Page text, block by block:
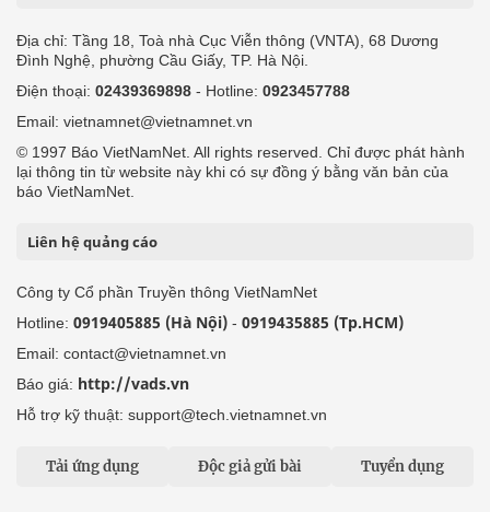
Địa chỉ: Tầng 18, Toà nhà Cục Viễn thông (VNTA), 68 Dương
Đình Nghệ, phường Cầu Giấy, TP. Hà Nội.
Điện thoại: 02439369898 - Hotline: 0923457788
Email: vietnamnet@vietnamnet.vn
© 1997 Báo VietNamNet. All rights reserved. Chỉ được phát hành
lại thông tin từ website này khi có sự đồng ý bằng văn bản của
báo VietNamNet.
Liên hệ quảng cáo
Công ty Cổ phần Truyền thông VietNamNet
Hotline: 0919405885 (Hà Nội) - 0919435885 (Tp.HCM)
Email: contact@vietnamnet.vn
Báo giá: http://vads.vn
Hỗ trợ kỹ thuật: support@tech.vietnamnet.vn
Tải ứng dụng Độc giả gửi bài Tuyển dụng